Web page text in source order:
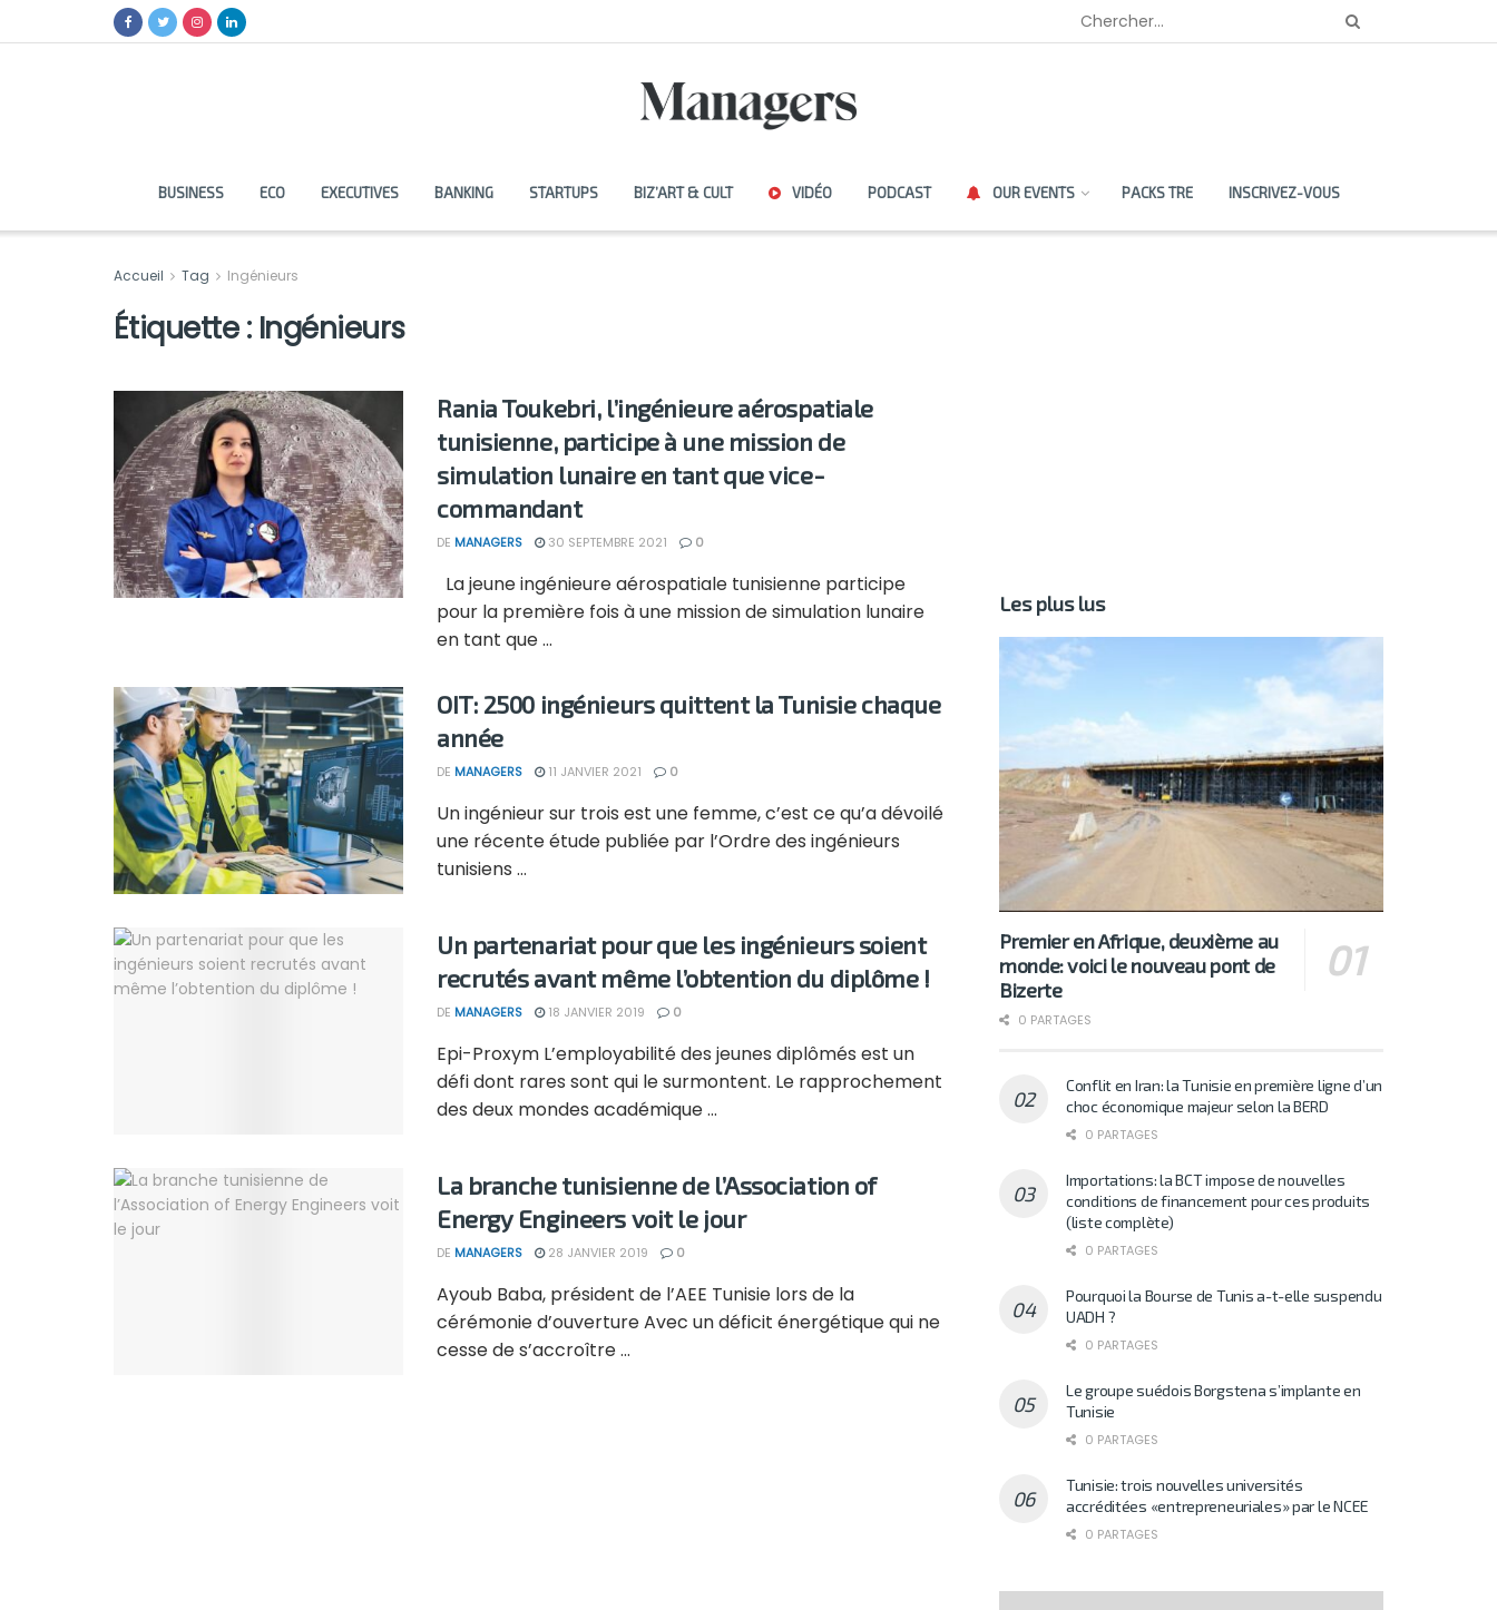
BUSINESS ECO EXECUTIVES BANKING STARTUPS BIZ’ART & CULT VIDÉO PODCAST OUR EVENTS PACKS TRE INSCRIVEZ-VOUS
Accueil Tag Ingénieurs
Étiquette : Ingénieurs
Rania Toukebri, l’ingénieure aérospatiale
tunisienne, participe à une mission de
simulation lunaire en tant que vice-
commandant
DE MANAGERS 30 SEPTEMBRE 2021 0
La jeune ingénieure aérospatiale tunisienne participe
pour la première fois à une mission de simulation lunaire
en tant que ...
OIT: 2500 ingénieurs quittent la Tunisie chaque
année
DE MANAGERS 11 JANVIER 2021 0
Un ingénieur sur trois est une femme, c’est ce qu’a dévoilé
une récente étude publiée par l’Ordre des ingénieurs
tunisiens ...
Un partenariat pour que les ingénieurs soient
recrutés avant même l’obtention du diplôme !
DE MANAGERS 18 JANVIER 2019 0
Epi-Proxym L’employabilité des jeunes diplômés est un
défi dont rares sont qui le surmontent. Le rapprochement
des deux mondes académique ...
La branche tunisienne de l’Association of
Energy Engineers voit le jour
DE MANAGERS 28 JANVIER 2019 0
Ayoub Baba, président de l’AEE Tunisie lors de la
cérémonie d’ouverture Avec un déficit énergétique qui ne
cesse de s’accroître ...
Les plus lus
Premier en Afrique, deuxième au
monde: voici le nouveau pont de
Bizerte
0 PARTAGES
Conflit en Iran: la Tunisie en première ligne d’un
choc économique majeur selon la BERD
0 PARTAGES
Importations: la BCT impose de nouvelles
conditions de financement pour ces produits
(liste complète)
0 PARTAGES
Pourquoi la Bourse de Tunis a-t-elle suspendu
UADH ?
0 PARTAGES
Le groupe suédois Borgstena s’implante en
Tunisie
0 PARTAGES
Tunisie: trois nouvelles universités
accréditées «entrepreneuriales» par le NCEE
0 PARTAGES